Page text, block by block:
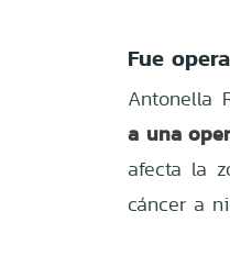
Fue
Antonella
a una
afecta la
cáncer a